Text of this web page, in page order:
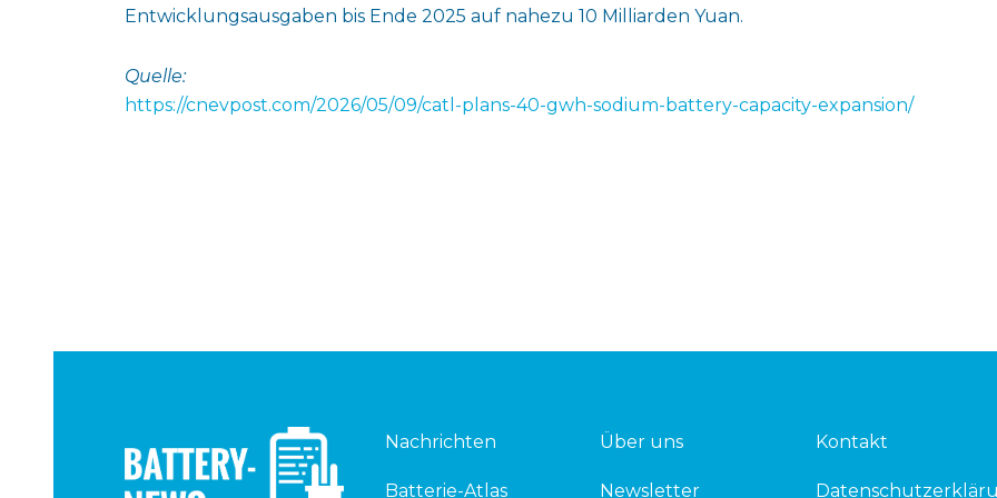
Entwicklungsausgaben bis Ende 2025 auf nahezu 10 Milliarden Yuan.
Quelle:
https://cnevpost.com/2026/05/09/catl-plans-40-gwh-sodium-battery-capacity-expansion/
Nachrichten
Batterie-Atlas
Über uns
Newsletter
Kontakt